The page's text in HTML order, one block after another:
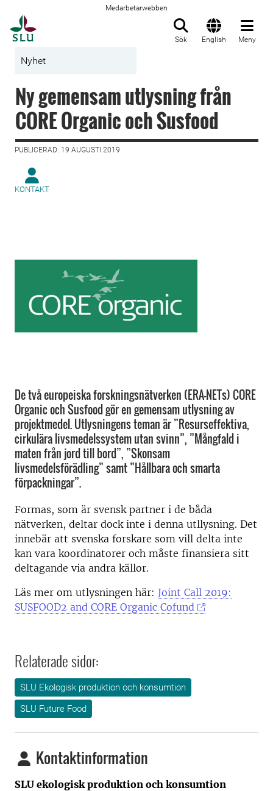
Medarbetarwebben
Sök English Meny
Nyhet
Ny gemensam utlysning från
CORE Organic och Susfood
PUBLICERAD: 19 AUGUSTI 2019
KONTAKT
De två europeiska forskningsnätverken (ERA-NETs) CORE
Organic och Susfood gör en gemensam utlysning av
projektmedel. Utlysningens teman är ”Resurseffektiva,
cirkulära livsmedelssystem utan svinn”, ”Mångfald i
maten från jord till bord”, ”Skonsam
livsmedelsförädling” samt ”Hållbara och smarta
förpackningar”.
Formas, som är svensk partner i de båda
nätverken, deltar dock inte i denna utllysning. Det
innebär att svenska forskare som vill delta inte
kan vara koordinatorer och måste finansiera sitt
deltagande via andra källor.
Läs mer om utlysningen här: Joint Call 2019:
SUSFOOD2 and CORE Organic Cofund
Relaterade sidor:
SLU Ekologisk produktion och konsumtion
SLU Future Food
Kontaktinformation
SLU ekologisk produktion och konsumtion